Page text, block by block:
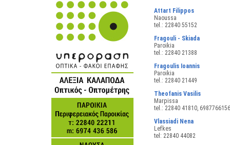
Attart Filippos
Naoussa
tel.: 22840 55152
Fragouli - Skiada
Paroikia
tel.: 22840 21388
Fragoulis Ioannis
Paroikia
tel.: 22840 21449
Theofanis Vasilis
Marpissa
tel.: 22840 41810, 6987766156
Vlassiadi Nena
Lefkes
tel: 22840 44082